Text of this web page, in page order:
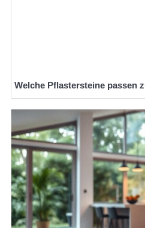
Welche Pflastersteine passen